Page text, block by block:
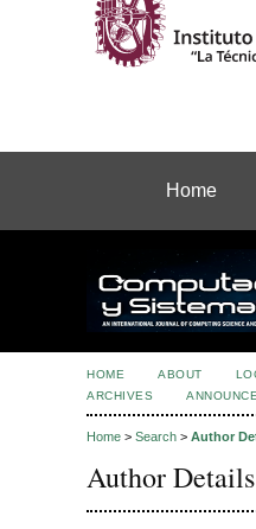
Home
HOME ABOUT
ARCHIVES
Home > Search > Author
Author Details